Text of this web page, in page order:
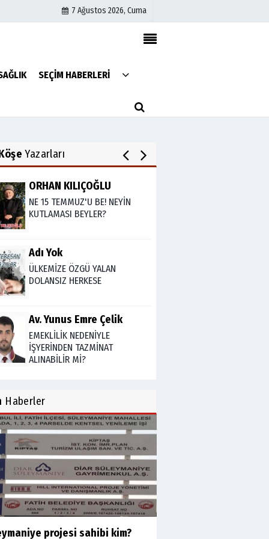
7 Ağustos 2026, Cuma
SEÇİM HABERLERİ
Künye
Çerez Politikası
Yazarları
FARELERİ DİNLEMEYİN!..
Abdullah Gözaydın
ORHAN KILIÇOĞLU
NE 15 TEMMUZ'U BE! NEYİN
KUTLAMASI BEYLER?
Adı Yok
ÜLKEMİZE ÖZGÜ YALAN
DOLANSIZ HERKESE
Av. Yunus Emre Çelik
EMEKLİLİK NEDENİYLE
İŞYERİNDEN TAZMİNAT
ALINABİLİR Mİ?
TÜRK DEVLETLERİ TEŞKİLATI'NI
ANLAMAK
M. Şevket Atalay
Nüfus ve Seçmen sayıları
tutarsızlığı
Misafir Yazar
Yapay zekâ platformlarında
Haberler
projesi sahibi kim?